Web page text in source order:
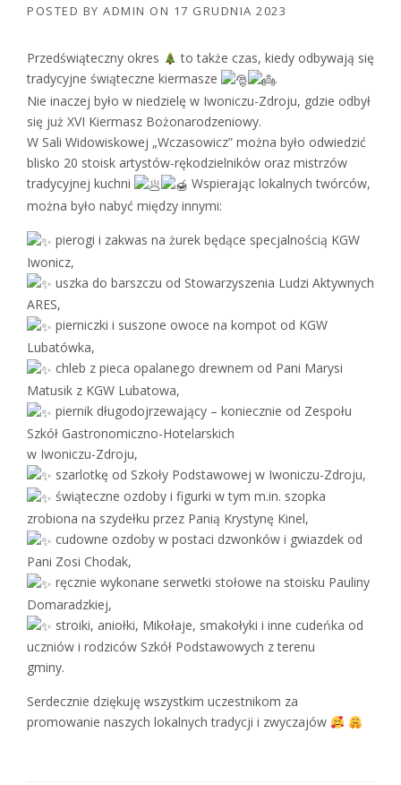
POSTED BY ADMIN ON 17 GRUDNIA 2023
Przedświąteczny okres
to także czas, kiedy odbywają się
tradycyjne świąteczne kiermasze
.
Nie inaczej było w niedzielę w Iwoniczu-Zdroju, gdzie odbył
się już XVI Kiermasz Bożonarodzeniowy.
W Sali Widowiskowej „Wczasowicz” można było odwiedzić
blisko 20 stoisk artystów-rękodzielników oraz mistrzów
tradycyjnej kuchni
Wspierając lokalnych twórców,
można było nabyć między innymi:
pierogi i zakwas na żurek będące specjalnością KGW
Iwonicz,
uszka do barszczu od Stowarzyszenia Ludzi Aktywnych
ARES,
pierniczki i suszone owoce na kompot od KGW
Lubatówka,
chleb z pieca opalanego drewnem od Pani Marysi
Matusik z KGW Lubatowa,
piernik długodojrzewający – koniecznie od Zespołu
Szkół Gastronomiczno-Hotelarskich
w Iwoniczu-Zdroju,
szarlotkę od Szkoły Podstawowej w Iwoniczu-Zdroju,
świąteczne ozdoby i figurki w tym m.in. szopka
zrobiona na szydełku przez Panią Krystynę Kinel,
cudowne ozdoby w postaci dzwonków i gwiazdek od
Pani Zosi Chodak,
ręcznie wykonane serwetki stołowe na stoisku Pauliny
Domaradzkiej,
stroiki, aniołki, Mikołaje, smakołyki i inne cudeńka od
uczniów i rodziców Szkół Podstawowych z terenu
gminy.
Serdecznie dziękuję wszystkim uczestnikom za
promowanie naszych lokalnych tradycji i zwyczajów